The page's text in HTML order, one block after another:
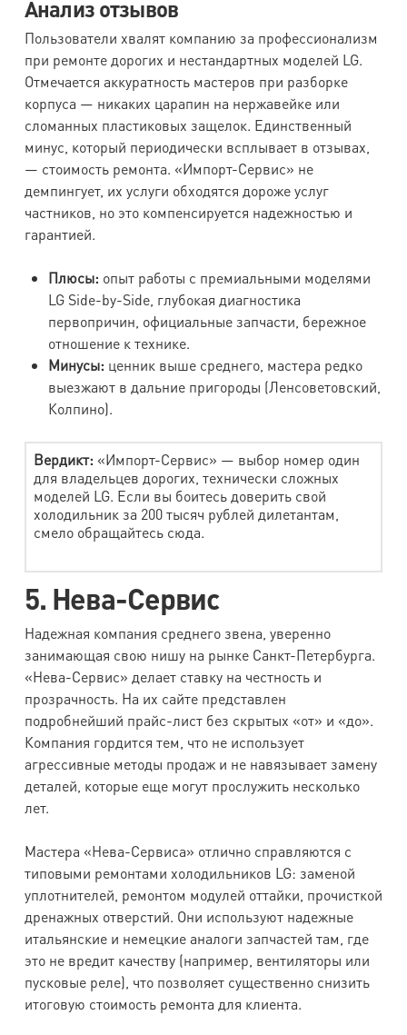
Анализ отзывов
Пользователи хвалят компанию за профессионализм
при ремонте дорогих и нестандартных моделей LG.
Отмечается аккуратность мастеров при разборке
корпуса — никаких царапин на нержавейке или
сломанных пластиковых защелок. Единственный
минус, который периодически всплывает в отзывах,
— стоимость ремонта. «Импорт-Сервис» не
демпингует, их услуги обходятся дороже услуг
частников, но это компенсируется надежностью и
гарантией.
Плюсы: опыт работы с премиальными моделями
LG Side-by-Side, глубокая диагностика
первопричин, официальные запчасти, бережное
отношение к технике.
Минусы: ценник выше среднего, мастера редко
выезжают в дальние пригороды (Ленсоветовский,
Колпино).
Вердикт: «Импорт-Сервис» — выбор номер один
для владельцев дорогих, технически сложных
моделей LG. Если вы боитесь доверить свой
холодильник за 200 тысяч рублей дилетантам,
смело обращайтесь сюда.
5. Нева-Сервис
Надежная компания среднего звена, уверенно
занимающая свою нишу на рынке Санкт-Петербурга.
«Нева-Сервис» делает ставку на честность и
прозрачность. На их сайте представлен
подробнейший прайс-лист без скрытых «от» и «до».
Компания гордится тем, что не использует
агрессивные методы продаж и не навязывает замену
деталей, которые еще могут прослужить несколько
лет.
Мастера «Нева-Сервиса» отлично справляются с
типовыми ремонтами холодильников LG: заменой
уплотнителей, ремонтом модулей оттайки, прочисткой
дренажных отверстий. Они используют надежные
итальянские и немецкие аналоги запчастей там, где
это не вредит качеству (например, вентиляторы или
пусковые реле), что позволяет существенно снизить
итоговую стоимость ремонта для клиента.